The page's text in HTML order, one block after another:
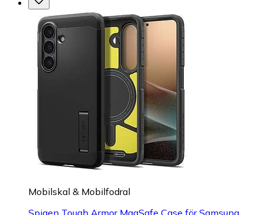
Mobilskal & Mobilfodral
Spigen Tough Armor MagSafe Case för Samsung